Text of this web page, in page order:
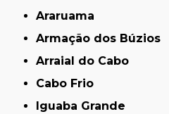
Araruama
Armação dos Búzios
Arraial do Cabo
Cabo Frio
Iguaba Grande